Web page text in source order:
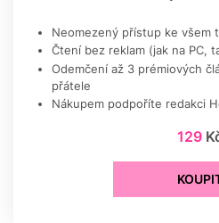
Neomezený přístup ke všem
Čtení bez reklam (jak na PC,
Odemčení až 3 prémiových
přátele
Nákupem podpoříte redakci
129